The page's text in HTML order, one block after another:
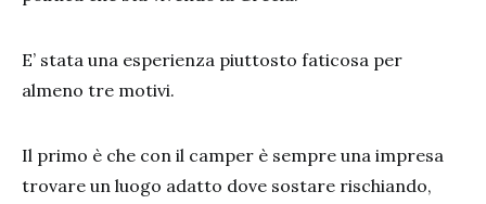
E’ stata una esperienza piuttosto faticosa per
almeno tre motivi.
Il primo è che con il camper è sempre una impresa
trovare un luogo adatto dove sostare rischiando,